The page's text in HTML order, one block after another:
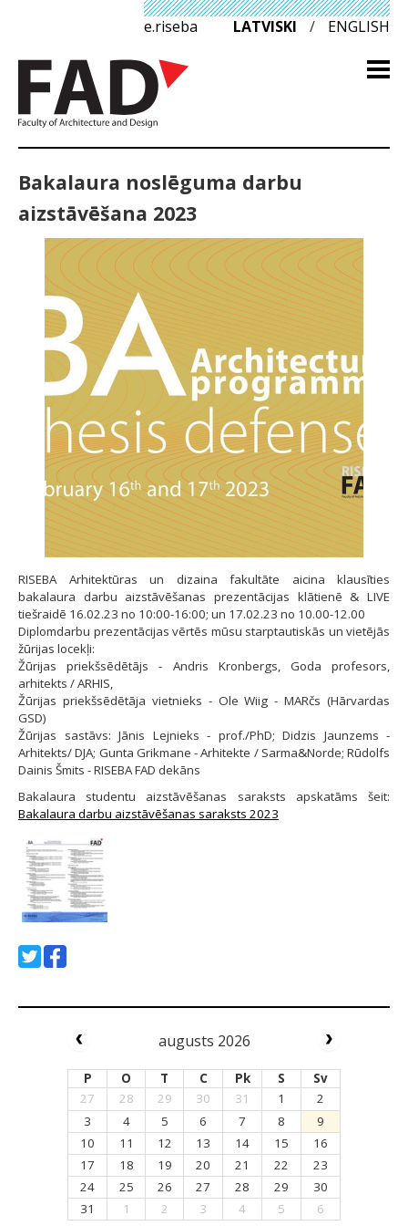
e.riseba LATVISKI / ENGLISH
Bakalaura noslēguma darbu
aizstāvēšana 2023
RISEBA Arhitektūras un dizaina fakultāte aicina klausīties
bakalaura darbu aizstāvēšanas prezentācijas klātienē & LIVE
tiešraidē 16.02.23 no 10:00-16:00; un 17.02.23 no 10.00-12.00
Diplomdarbu prezentācijas vērtēs mūsu starptautiskās un vietējās
žūrijas locekļi:
Žūrijas priekšsēdētājs - Andris Kronbergs, Goda profesors,
arhitekts / ARHIS,
Žūrijas priekšsēdētāja vietnieks - Ole Wiig - MARčs (Hārvardas
GSD)
Žūrijas sastāvs: Jānis Lejnieks - prof./PhD; Didzis Jaunzems -
Arhitekts/ DJA; Gunta Grikmane - Arhitekte / Sarma&Norde; Rūdolfs
Dainis Šmits - RISEBA FAD dekāns
Bakalaura studentu aizstāvēšanas saraksts apskatāms šeit:
Bakalaura darbu aizstāvēšanas saraksts 2023
augusts 2026
P O T C Pk S
Sv
27
28 29 30 31 1
2
3
4 5 6 7 8
9
10
11 12 13 14 15
16
17
18 19 20 21 22
23
24
25 26 27 28 29
30
31
1 2 3 4 5 6